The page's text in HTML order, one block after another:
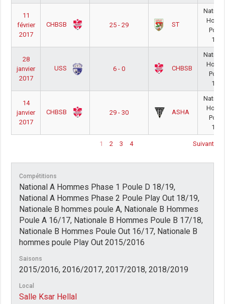
11
février
2017
CHBSB 25 - 29 ST
16/
28
janvier
2017
USS 6 - 0 CHBSB
16/
14
janvier
2017
CHBSB 29 - 30 ASHA
16/
1 2 3 4 Suivant
Compétitions
National A Hommes Phase 1 Poule D 18/19,
National A Hommes Phase 2 Poule Play Out 18/19,
Nationale B hommes poule A, Nationale B Hommes
Poule A 16/17, Nationale B Hommes Poule B 17/18,
Nationale B Hommes Poule Out 16/17, Nationale B
hommes poule Play Out 2015/2016
Saisons
2015/2016, 2016/2017, 2017/2018, 2018/2019
Local
Salle Ksar Hellal